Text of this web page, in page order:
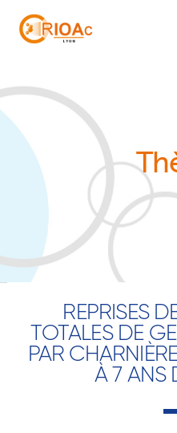
REPRISES
TOTALES DE
PAR
À 7 ANS
Cookies management panel